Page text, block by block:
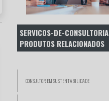
SERVICOS-DE-CONSULTORIA
PRODUTOS RELACIONADOS
CONSULTOR EM SUSTENTABILIDADE